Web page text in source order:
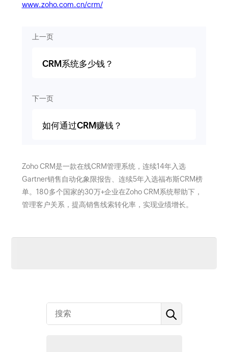
www.zoho.com.cn/crm/
上一页
CRM系统多少钱？
下一页
如何通过CRM赚钱？
Zoho CRM是一款在线CRM管理系统，连续14年入选
Gartner销售自动化象限报告、连续5年入选福布斯CRM榜
单。180多个国家的30万+企业在Zoho CRM系统帮助下，
管理客户关系，提高销售线索转化率，实现业绩增长。